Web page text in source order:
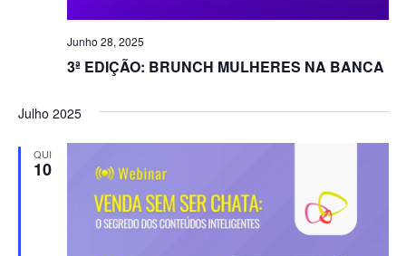
3ª EDIÇÃO: BRUNCH MULHERES NA BANCA
Junho 28, 2025
Julho 2025
QUI
10